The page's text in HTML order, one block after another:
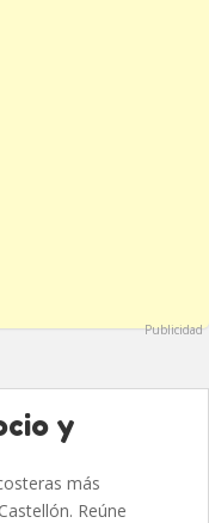
Publicidad
y
más
Reúne